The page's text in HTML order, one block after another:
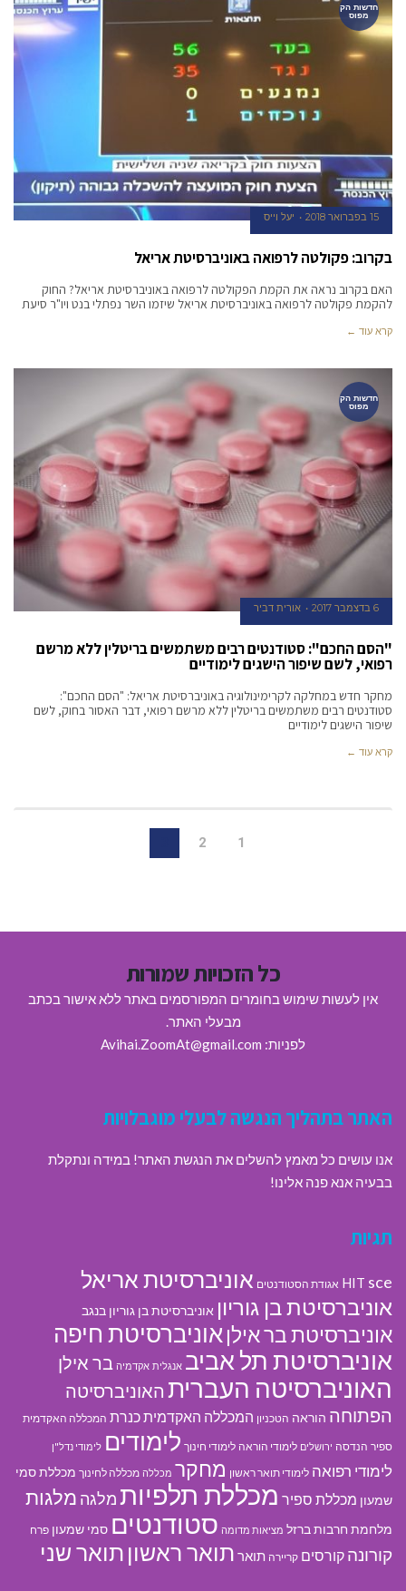
חדשות הק
מפוס
15 בפברואר 2018 יעל וייס
בקרוב: פקולטה לרפואה באוניברסיטת אריאל
האם בקרוב נראה את הקמת הפקולטה לרפואה באוניברסיטת אריאל? החוק
להקמת פקולטה לרפואה באוניברסיטת אריאל שיזמו השר נפתלי בנט ויו"ר סיעת
קרא עוד ←
חדשות הק
מפוס
6 בדצמבר 2017 אורית דביר
"הסם החכם": סטודנטים רבים משתמשים בריטלין ללא מרשם
רפואי, לשם שיפור הישגים לימודיים
מחקר חדש במחלקה לקרימינולוגיה באוניברסיטת אריאל: "הסם החכם":
סטודנטים רבים משתמשים בריטלין ללא מרשם רפואי, דבר האסור בחוק, לשם
שיפור הישגים לימודיים
קרא עוד ←
1
2
כל הזכויות שמורות
אין לעשות שימוש בחומרים המפורסמים באתר ללא אישור בכתב
מבעלי האתר.
לפניות: Avihai.ZoomAt@gmail.com
האתר בתהליך הנגשה לבעלי מוגבלויות
אנו עושים כל מאמץ להשלים את הנגשת האתר! במידה ונתקלת
בבעיה אנא פנה אלינו!
תגיות
HIT sce אגודת הסטודנטים אוניברסיטת אריאל
אוניברסיטת בן גוריון אוניברסיטת בן גוריון בנגב
אוניברסיטת בר אילן אוניברסיטת חיפה
אוניברסיטת תל אביב אנגלית אקדמיה בר אילן
האוניברסיטה העברית האוניברסיטה
הפתוחה הוראה הטכניון המכללה האקדמית כנרת המכללה האקדמית
ספיר הנדסה ירושלים לימודי הוראה לימודי חינוך לימודים לימודי נדל"ן
לימודי רפואה לימודי תואר ראשון מחקר מכללה מכללה לחינוך מכללת סמי
שמעון מכללת ספיר מכללת תלפיות מלגה מלגות
מלחמת חרבות ברזל מציאות מדומה סטודנטים סמי שמעון פרח
קורונה קורסים קריירה תואר תואר ראשון תואר שני